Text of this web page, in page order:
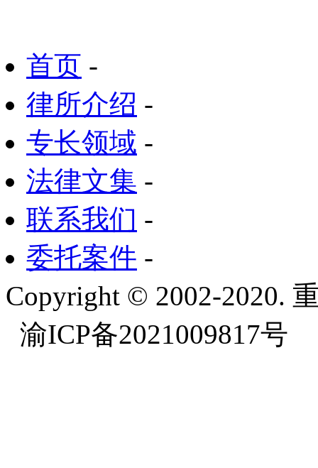
首页 -
律所介绍 -
专长领域 -
法律文集 -
联系我们 -
委托案件 -
Copyright © 2002-2020.
渝ICP备2021009817号